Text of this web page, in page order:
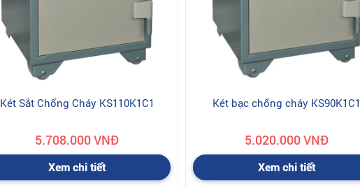
Két Sắt Chống Cháy KS110K1C1
5.708.000 VNĐ
Xem chi tiết
Két bạc chống cháy KS90K1C1
5.020.000 VNĐ
Xem chi tiết